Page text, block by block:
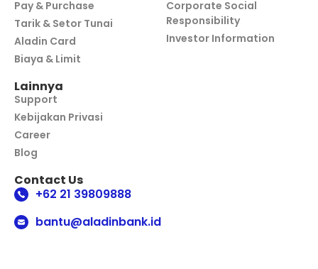
Pay & Purchase
Tarik & Setor Tunai
Aladin Card
Biaya & Limit
Corporate Social
Responsibility
Investor Information
Lainnya
Support
Kebijakan Privasi
Career
Blog
Contact Us
+62 21 39809888
bantu@aladinbank.id